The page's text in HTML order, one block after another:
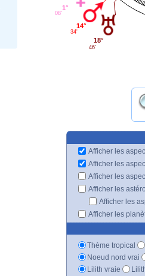
1°
08'
14°
34'
18°
46'
Afficher les
Afficher les
Afficher les
Afficher les
Afficher les
Afficher les
Thème tropical
Noeud nord vrai
Lilith vraie